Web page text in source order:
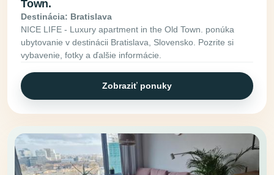
Town.
Destinácia: Bratislava
NICE LIFE - Luxury apartment in the Old Town. ponúka
ubytovanie v destinácii Bratislava, Slovensko. Pozrite si
vybavenie, fotky a ďalšie informácie.
Zobraziť ponuky